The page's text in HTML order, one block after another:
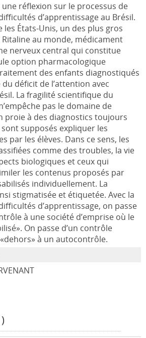
réflexion sur le processus de
d’apprentissage au Brésil.
les États-Unis, un des plus gros
au monde, médicament
nerveux central qui constitue
option pharmacologique
des enfants diagnostiqués
déficit de l’attention avec
La fragilité scientifique du
pas le domaine de
proie à des diagnostics toujours
supposés expliquer les
par les élèves. Dans ce sens, les
comme des troubles, la vie
biologiques et ceux qui
les contenus proposés par
individuellement. La
stigmatisée et étiquetée. Avec la
d’apprentissage, on passe
à une société d’emprise où le
On passe d’un contrôle
à un autocontrôle.